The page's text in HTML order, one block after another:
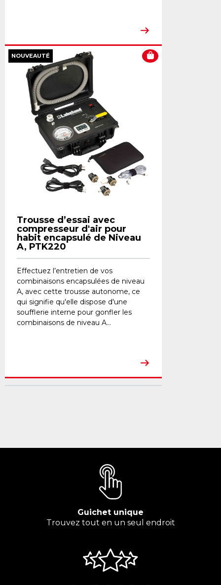
NOUVEAUTÉ
Trousse d’essai avec
compresseur d'air pour
habit encapsulé de Niveau
A, PTK220
Effectuez l’entretien de vos
combinaisons encapsulées de niveau
A, avec cette trousse autonome, ce
qui signifie qu'elle dispose d'une
soufflerie interne pour gonfler les
combinaisons de niveau A...
Guichet unique
Trouvez tout en un seul endroit